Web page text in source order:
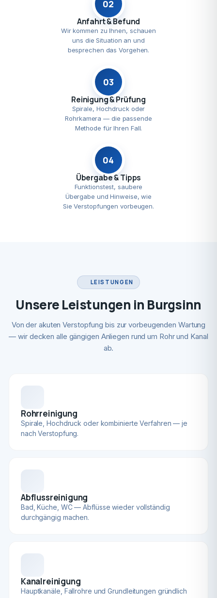
02
Anfahrt & Befund
Wir kommen zu Ihnen, schauen
uns die Situation an und
besprechen das Vorgehen.
03
Reinigung & Prüfung
Spirale, Hochdruck oder
Rohrkamera — die passende
Methode für Ihren Fall.
04
Übergabe & Tipps
Funktionstest, saubere
Übergabe und Hinweise, wie
Sie Verstopfungen vorbeugen.
LEISTUNGEN
Unsere Leistungen in Burgsinn
Von der akuten Verstopfung bis zur vorbeugenden Wartung
— wir decken alle gängigen Anliegen rund um Rohr und Kanal
ab.
Rohrreinigung
Spirale, Hochdruck oder kombinierte Verfahren — je
nach Verstopfung.
Abflussreinigung
Bad, Küche, WC — Abflüsse wieder vollständig
durchgängig machen.
Kanalreinigung
Hauptkanäle, Fallrohre und Grundleitungen gründlich